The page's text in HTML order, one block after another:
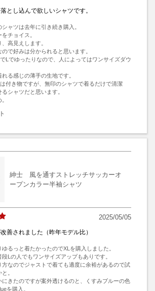
とし込んで欲しいシャツです。
ャツは去年に引き続き購入。
チョイス。
高見えします。
で好みは分かられると思います。
Lでゆったりなので、人によってはワンサイズダウ
る感じの薄手の生地です。
付き物ですが、無印のシャツで着るだけで清潔
シャツだと思います。
紳士 風を通すストレッチサッカーオ
ープンカラー半袖シャツ
2025/05/05
善されました（昨年モデル比）
るっと着たかったのでXLを購入しました。
Lの人でもワンサイズアップもありです。
方なのでジャストで着ても適度に余裕があるので試
。
にきたのですが案外透けるのと、くすみブルーの色
を購入。